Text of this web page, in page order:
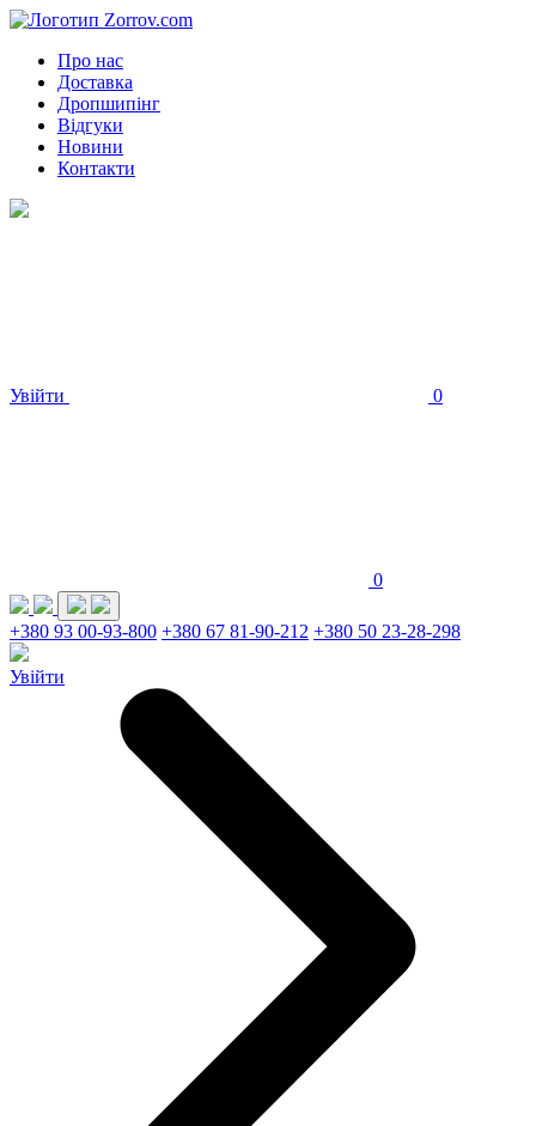
Про нас
Доставка
Дропшипінг
Відгуки
Новини
Контакти
Увійти 0
0
+380 93 00-93-800 +380 67 81-90-212 +380 50 23-28-298
Увійти